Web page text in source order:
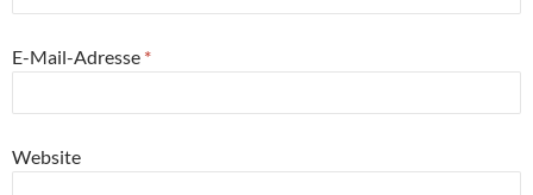
E-Mail-Adresse *
Website